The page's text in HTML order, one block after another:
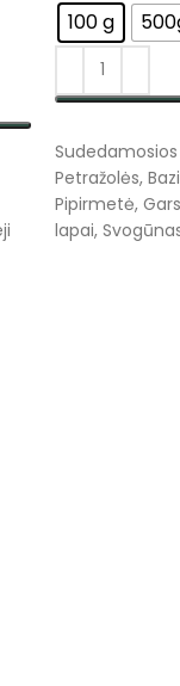
100 g
Petražolės,
Pipirmetė,
lapai,